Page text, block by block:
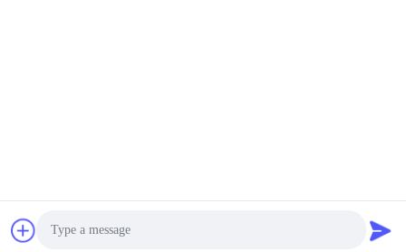
СИД Доставщик. 2019-2026 Jiangsu A-wei Lighting Co., Ltd. Все